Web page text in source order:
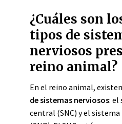
¿Cuáles son
tipos de
nerviosos
reino animal?
En el reino animal, existen
de sistemas nerviosos: el
central (SNC) y el